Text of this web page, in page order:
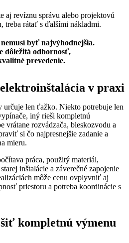
aj revíznu správu alebo projektovú
treba rátať s ďalšími nákladmi.
byť najvýhodnejšia.
dôležitá odbornosť,
prevedenie.
v praxi
určuje len ťažko. Niekto potrebuje len
iný rieši kompletnú
vrátane rozvádzača, bleskozvodu a
si čo najpresnejšie zadanie a
mieru.
práca, použitý materiál,
inštalácie a záverečné zapojenie
môže cenu ovplyvniť aj
priestoru a potreba koordinácie s
kompletnú výmenu